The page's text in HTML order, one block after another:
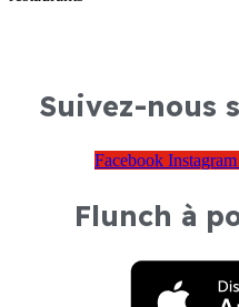
Suivez-nous
Facebook Instagram
Flunch à